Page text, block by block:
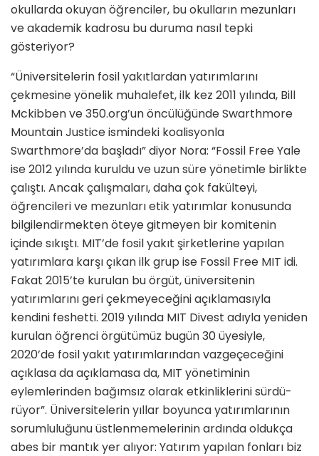
okul­larda okuyan öğrenciler, bu okulların mezunları
ve akademik kadrosu bu du­ruma nasıl tepki
gösteriyor?
“Üniversitelerin fosil yakıtlardan yatı­rımlarını
çekmesine yönelik muhale­fet, ilk kez 2011 yılında, Bill
Mckibben ve 350.org’un öncülüğünde Swarthmo­re
Mountain Justice ismindeki koalis­yonla
Swarthmore’da başladı” diyor Nora: “Fossil Free Yale
ise 2012 yı­lında kuruldu ve uzun süre yönetimle birlikte
çalıştı. Ancak çalışmaları, daha çok fakülteyi,
öğrencileri ve mezunları etik yatırımlar konusunda
bilgilendir­mekten öteye gitmeyen bir komitenin
içinde sıkıştı. MIT’de fosil yakıt şirket­lerine yapılan
yatırımlara karşı çıkan ilk grup ise Fossil Free MIT idi.
Fakat 2015’te kurulan bu örgüt, üniversitenin
yatırımlarını geri çekmeyeceğini açık­lamasıyla
kendini feshetti. 2019 yılın­da MIT Divest adıyla yeniden
kurulan öğrenci örgütümüz bugün 30 üyesiy­le,
2020’de fosil yakıt yatırımlarından vazgeçeceğini
açıklasa da açıklamasa da, MIT yönetiminin
eylemlerinden bağımsız olarak etkinliklerini sürdü­
rüyor”. Üniversitelerin yıllar boyunca yatırımlarının
sorumluluğunu üstlen­memelerinin ardında oldukça
abes bir mantık yer alıyor: Yatırım yapılan fon­ları biz